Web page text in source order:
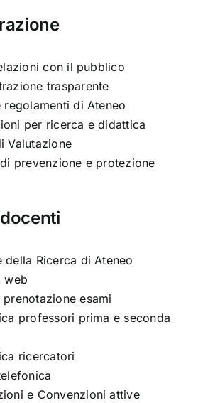
con il pubblico
trasparente
regolamenti di Ateneo
per ricerca e didattica
Valutazione
prevenzione e protezione
della Ricerca di Ateneo
web
prenotazione esami
professori prima e seconda
ricercatori
e Convenzioni attive